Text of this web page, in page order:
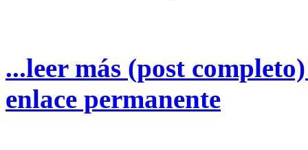
...leer más (post
enlace permanente